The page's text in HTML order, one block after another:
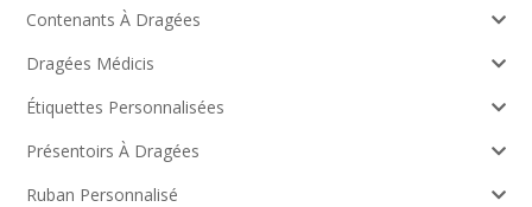
Contenants À Dragées
Dragées Médicis
Étiquettes Personnalisées
Présentoirs À Dragées
Ruban Personnalisé